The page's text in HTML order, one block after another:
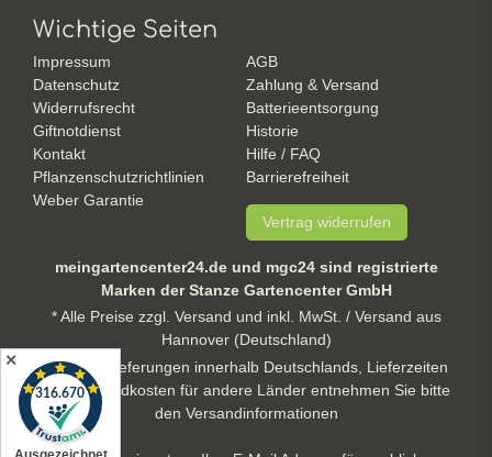
Wichtige Seiten
Impressum
AGB
Datenschutz
Zahlung & Versand
Widerrufsrecht
Batterieentsorgung
Giftnotdienst
Historie
Kontakt
Hilfe / FAQ
Pflanzenschutzrichtlinien
Barrierefreiheit
Weber Garantie
Vertrag widerrufen
meingartencenter24.de und mgc24 sind registrierte
Marken der Stanze Gartencenter GmbH
* Alle Preise zzgl. Versand und inkl. MwSt. / Versand aus
Hannover (Deutschland)
** gilt für Lieferungen innerhalb Deutschlands, Lieferzeiten
und Versandkosten für andere Länder entnehmen Sie bitte
den Versandinformationen
✕